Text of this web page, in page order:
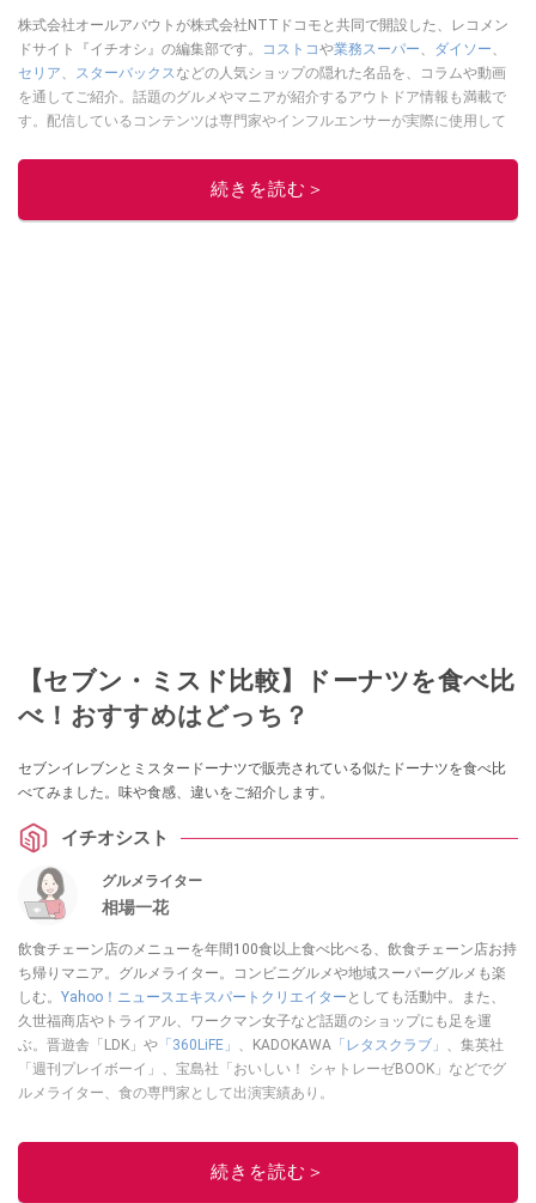
株式会社オールアバウトが株式会社NTTドコモと共同で開設した、レコメン
ドサイト『イチオシ』の編集部です。
コストコや業務スーパー、 ダイソー、
セリア、 スターバックスなどの人気ショップの隠れた名品を、コラムや動画
を通してご紹介。話題のグルメやマニアが紹介するアウトドア情報も満載で
す。配信しているコンテンツは専門家やインフルエンサーが実際に使用して
ニュースでフォロー
続きを読む＞
【セブン・ミスド比較】ドーナツを食べ比
べ！おすすめはどっち？
セブンイレブンとミスタードーナツで販売されている似たドーナツを食べ比
べてみました。味や食感、違いをご紹介します。
イチオシスト
グルメライター
相場一花
飲食チェーン店のメニューを年間100食以上食べ比べる、飲食チェーン店お持
ち帰りマニア。グルメライター。コンビニグルメや地域スーパーグルメも楽
しむ。 Yahoo！ニュースエキスパートクリエイター としても活動中。また、
久世福商店やトライアル、ワークマン女子など話題のショップにも足を運
ぶ。晋遊舎「LDK」や 「360LiFE」 、KADOKAWA 「レタスクラブ」 、集英社
「週刊プレイボーイ」、宝島社「おいしい！ シャトレーゼBOOK」などでグ
ルメライター、食の専門家として出演実績あり。
続きを読む＞